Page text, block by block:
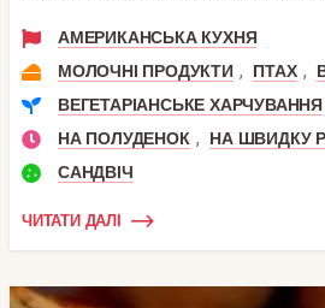
АМЕРИКАНСЬКА КУХНЯ
МОЛОЧНІ ПРОДУКТИ , ПТАХ ,
ВЕГЕТАРІАНСЬКЕ ХАРЧУВАННЯ
НА ПОЛУДЕНОК , НА ШВИДКУ
САНДВІЧ
ЧИТАТИ ДАЛІ